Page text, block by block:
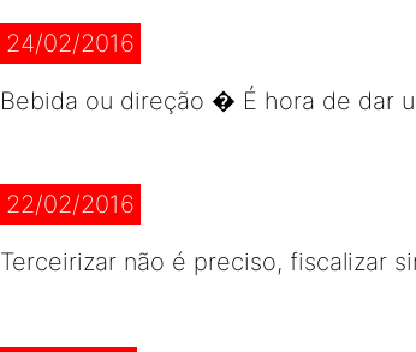
24/02/2016
Bebida ou direção � É hora de dar
22/02/2016
Terceirizar não é preciso, fiscalizar